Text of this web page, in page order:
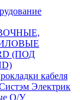
(ПОД
кабеля
Электрик
О/У